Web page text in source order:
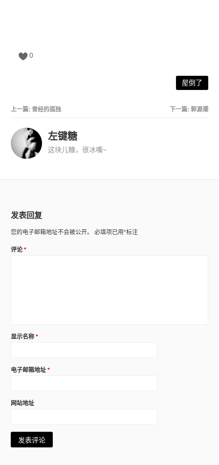
0
屋倒了
上一篇: 曾经的孤独 下一篇: 郭源潮
左键糖
这块儿糖，很冰嘴~
发表回复
您的电子邮箱地址不会被公开。 必填项已用*标注
评论*
显示名称*
电子邮箱地址*
网站地址